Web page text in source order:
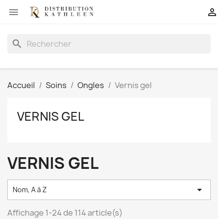
 
search
Accueil Soins Ongles Vernis gel
VERNIS GEL
VERNIS GEL
Nom, A à Z 
Affichage 1-24 de 114 article(s)